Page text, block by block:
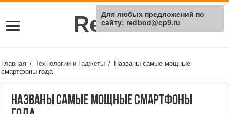
Rei Red
Главная / Технологии и Гаджеты / Названы самые мощные
смартфоны года
Названы самые мощные смартфоны
Для любых предложений по
сайту: redbod@cp9.ru